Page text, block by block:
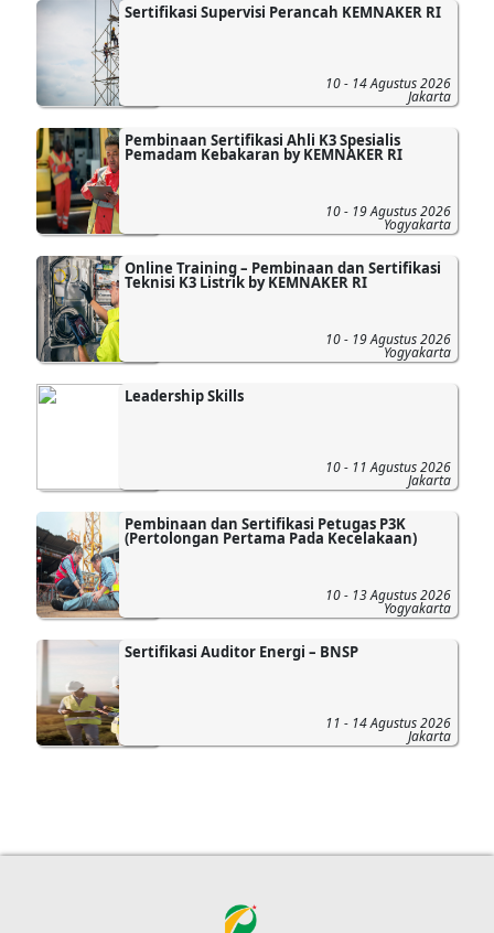
Sertifikasi Supervisi Perancah KEMNAKER RI
10 - 14 Agustus 2026
Jakarta
Pembinaan Sertifikasi Ahli K3 Spesialis
Pemadam Kebakaran by KEMNAKER RI
10 - 19 Agustus 2026
Yogyakarta
Online Training – Pembinaan dan Sertifikasi
Teknisi K3 Listrik by KEMNAKER RI
10 - 19 Agustus 2026
Yogyakarta
Leadership Skills
10 - 11 Agustus 2026
Jakarta
Pembinaan dan Sertifikasi Petugas P3K
(Pertolongan Pertama Pada Kecelakaan)
10 - 13 Agustus 2026
Yogyakarta
Sertifikasi Auditor Energi – BNSP
11 - 14 Agustus 2026
Jakarta